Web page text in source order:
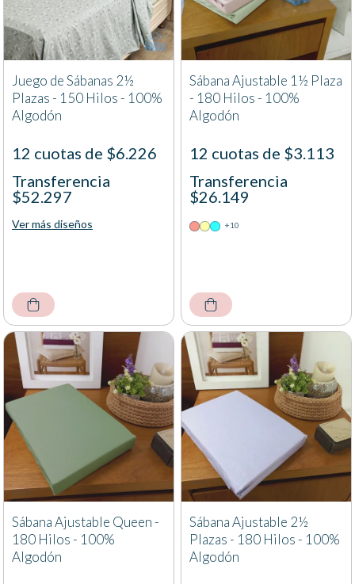
Juego de Sábanas 2½
Plazas - 150 Hilos - 100%
Algodón
12 cuotas de $6.226
Transferencia
$52.297
Ver más diseños
Sábana Ajustable 1½ Plaza
- 180 Hilos - 100%
Algodón
12 cuotas de $3.113
Transferencia
$26.149
+10
Sábana Ajustable Queen -
180 Hilos - 100%
Algodón
Sábana Ajustable 2½
Plazas - 180 Hilos - 100%
Algodón